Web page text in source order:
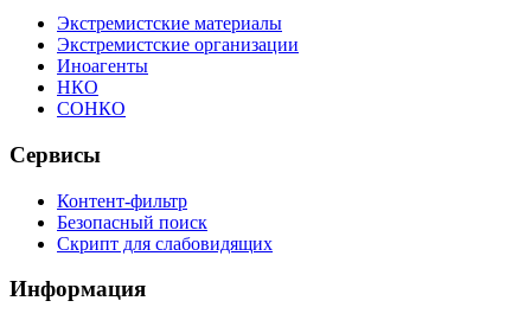
Экстремистские материалы
Экстремистские организации
Иноагенты
НКО
СОНКО
Сервисы
Контент-фильтр
Безопасный поиск
Скрипт для слабовидящих
Информация